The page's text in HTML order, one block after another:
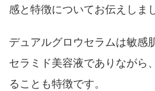
感と特徴についてお伝えしま
デュアルグロウセラムは敏感
セラミド美容液でありながら
ることも特徴です。